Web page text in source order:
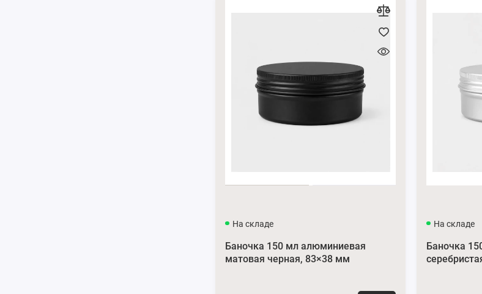
На складе
Баночка 150 мл алюминиевая
матовая черная, 83×38 мм
На складе
Баночка